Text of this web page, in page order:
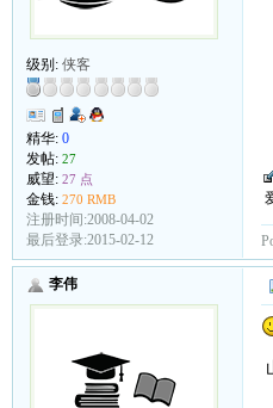
级别: 侠客
精华: 0
发帖: 27
威望: 27 点
金钱: 270 RMB
注册时间:2008-04-02
最后登录:2015-02-12
李伟